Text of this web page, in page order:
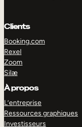
Clients
Booking.com
Rexel
Zoom
Silæ
À propos
L’entreprise
Ressources graphiques
Investisseurs